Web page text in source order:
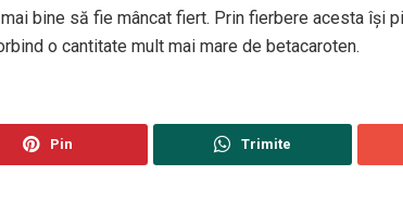
bine să fie mâncat fiert. Prin fierbere acesta îşi
o cantitate mult mai mare de betacaroten.
Pin Trimite